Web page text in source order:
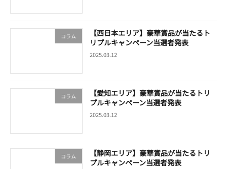
コラム
【西日本エリア】豪華賞品が当たるト
リプルキャンペーン当選者発表
2025.03.12
コラム
【愛知エリア】豪華賞品が当たるトリ
プルキャンペーン当選者発表
2025.03.12
コラム
【静岡エリア】豪華賞品が当たるトリ
プルキャンペーン当選者発表